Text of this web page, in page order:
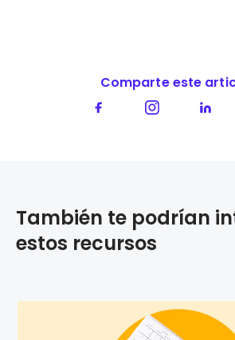
Comparte este
También te podrían
estos recursos